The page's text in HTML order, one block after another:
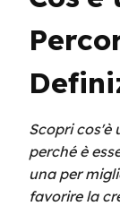
Scopri cos'è
perché è
una per
favorire la